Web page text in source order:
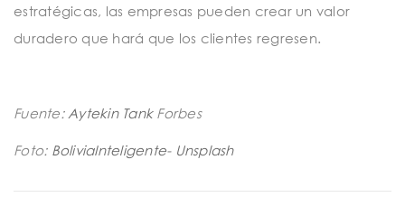
estratégicas, las empresas pueden crear un valor
duradero que hará que los clientes regresen.
Fuente: Aytekin Tank Forbes
Foto: BoliviaInteligente- Unsplash